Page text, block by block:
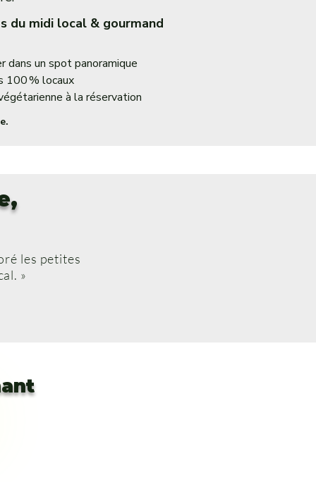
du midi local & gourmand
dans un spot panoramique
100 % locaux
à la réservation
les petites
»